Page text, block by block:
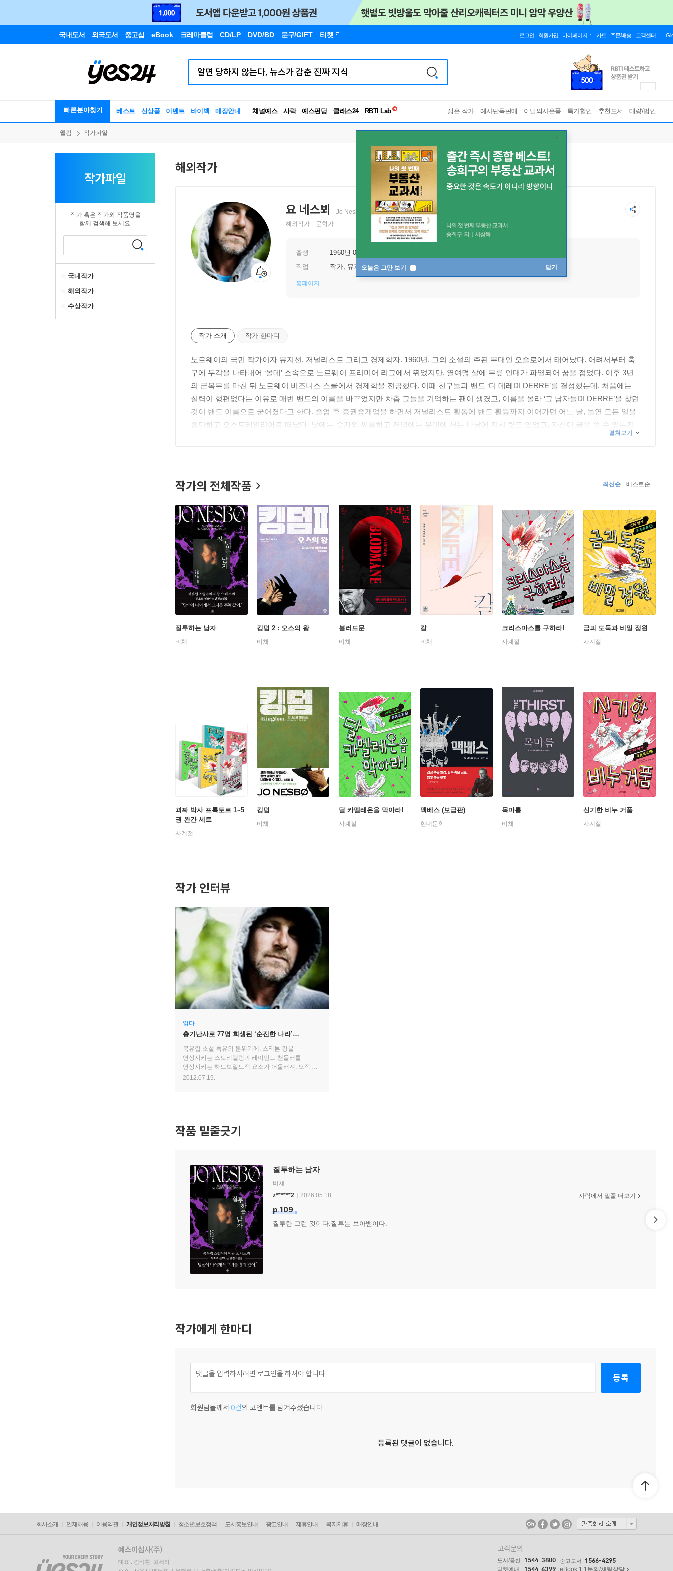
국내도서 외국도서 중고샵 eBook 크레마클럽 CD/LP DVD/BD 문구/GIFT 티켓 로그인 회원가입 마이페이지 카트 주문/배송 고객센터
빠른분야찾기 베스트 신상품 이벤트 바이백 매장안내 채널예스 사락 예스펀딩 클래스24
RBTI Lab
독서유형검사
젊은 작가 예사단독판매 이달의사은품 특가할인 추천도서 대량/법인
오늘은 그만 보기 닫기
웰컴 작가파일
작가파일
작가 혹은 작가와 작품명을
함께 검색해 보세요.
국내작가
해외작가
수상작가
해외작가
요 네스뵈
Jo Nesbø
해외작가
문학가
출생 1960년 03월 29일
직업
작가, 뮤지션
홈페이지
작가 소개 작가 한마디
노르웨이의 국민 작가이자 뮤지션, 저널리스트 그리고 경제학자. 1960년, 그의 소설의 주된 무대인 오슬로에서 태어났다. 어려서부터 축
구에 두각을 나타내어 ‘몰데’ 소속으로 노르웨이 프리미어 리그에서 뛰었지만, 열여덟 살에 무릎 인대가 파열되어 꿈을 접었다. 이후 3년
의 군복무를 마친 뒤 노르웨이 비즈니스 스쿨에서 경제학을 전공했다. 이때 친구들과 밴드 ‘디 데레DI DERRE’를 결성했는데, 처음에는
실력이 형편없다는 이유로 매번 밴드의 이름을 바꾸었지만 차츰 그들을 기억하는 팬이 생겼고, 이름을 몰라 ‘그 남자들DI DERRE’을 찾던
것이 밴드 이름으로 굳어졌다고 한다. 졸업 후 증권중개업을 하면서 저널리스트 활동에 밴드 활동까지 이어가던 어느 날, 돌연 모든 일을
중단하고 오스트레일리아로 떠났다. 낮에는 숫자와 씨름하고 저녁에는 무대에 서는 나날에 지친 탓도 있었고, 자신이 글을 쓸 수 있는지
알아보고 싶어서였다. 그로부터 반년 후, 그는 첫 작품 《박쥐》와 함께 돌아왔다. ‘형사 해리 홀레’ 시리즈의 시작을 알린 이 작품으로 네
《아들》 《맥베스》 《블러드 온 스노우》 《미드나잇 선》 등을 발표했다. 2013년 노르웨이 문학을 세계에 알린 공로를 인정받아 페르
펼쳐보기
작가의 전체작품 최신순 베스트순
질투하는 남자
비채
킹덤 2 : 오스의 왕
비채
블러드문
비채
칼
비채
크리스마스를 구하라!
사계절
금괴 도둑과 비밀 정원
사계절
괴짜 박사 프록토르 1~5
권 완간 세트
사계절
킹덤
비채
달 카멜레온을 막아라!
사계절
맥베스 (보급판)
현대문학
목마름
비채
신기한 비누 거품
사계절
작가 인터뷰
읽다
총기난사로 77명 희생된 ‘순진한 나라’
북유럽 소설 특유의 분위기에, 스티븐 킹을
연상시키는 스토리텔링과 레이먼드 챈들러를
연상시키는 하드보일드적 요소가 어울러져, 오직 요
네스뵈만이 만들어낼 수 있는 세계를 구축해내고
2012.07.19.
작품 밑줄긋기
질투하는 남자
비채
z******2
2026.05.18.
p.109
질투란 그런 것이다.질투는 보아뱀이다.
사락에서 밑줄 더보기
작가에게 한마디
등록
회원님들께서 0건의 코멘트를 남겨주셨습니다.
등록된 댓글이 없습니다.
회사소개 인재채용 이용약관 개인정보처리방침 청소년보호정책 도서홍보안내 광고안내 제휴안내 복지제휴 매장안내
대표 : 김석환, 최세라
고객문의
도서/음반 1544-3800 중고도서 1566-4295
티켓예매 1544-6399 eBook 1:1문의/채팅상담